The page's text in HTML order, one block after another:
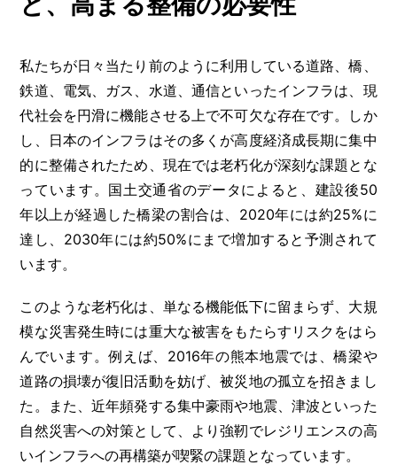
私たちが日々当たり前のように利用している道路、橋、
鉄道、電気、ガス、水道、通信といったインフラは、現
代社会を円滑に機能させる上で不可欠な存在です。しか
し、日本のインフラはその多くが高度経済成長期に集中
的に整備されたため、現在では老朽化が深刻な課題とな
っています。国土交通省のデータによると、建設後50
年以上が経過した橋梁の割合は、2020年には約25%に
達し、2030年には約50%にまで増加すると予測されて
います。
このような老朽化は、単なる機能低下に留まらず、大規
模な災害発生時には重大な被害をもたらすリスクをはら
んでいます。例えば、2016年の熊本地震では、橋梁や
道路の損壊が復旧活動を妨げ、被災地の孤立を招きまし
た。また、近年頻発する集中豪雨や地震、津波といった
自然災害への対策として、より強靭でレジリエンスの高
いインフラへの再構築が喫緊の課題となっています。